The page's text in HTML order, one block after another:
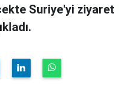
Suriye'yi ziyaret